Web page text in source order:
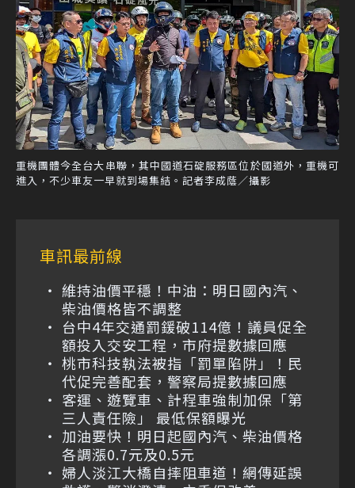
重機團體今全台大串聯，其中國道石碇服務區位於國道外，重機可
進入，不少車友一早就到場集結。記者李成蔭／攝影
車訊最前線
維持油價平穩！中油：明日國內汽、
柴油價格皆不調整
台中4年交通罰鍰破114億！議員促全
額投入交安工程，市府提數據回應
桃市科技執法被指「罰單陷阱」！民
代促完善配套，警察局提數據回應
客運、遊覽車、計程車強制加保「第
三人責任險」 最低保額曝光
加油要快！明日起國內汽、柴油價格
各調漲0.7元及0.5元
婦人淡江大橋自摔阻車道！網傳延誤